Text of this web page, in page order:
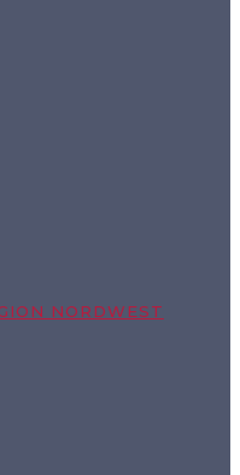
NORDWEST